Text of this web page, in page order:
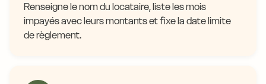
Renseigne le nom du locataire, liste les mois
impayés avec leurs montants et fixe la date limite
de règlement.